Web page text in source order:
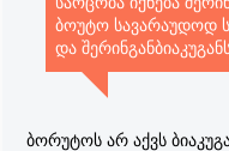
ბოუტო სავარაუდოდ
და
ბორუტოს არ აქვს